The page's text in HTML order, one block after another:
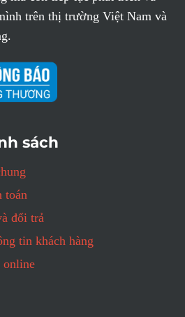
trên thị trường Việt Nam và
sách
toán
đổi trả
tin khách hàng
online